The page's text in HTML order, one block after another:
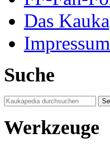
Das
Suche
Werkzeuge